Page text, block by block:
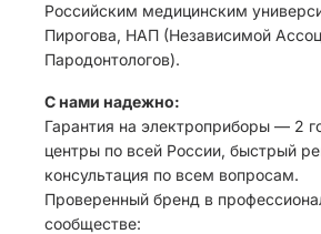
Российским медицинским
Пирогова, НАП (Независимой
Пародонтологов).
С нами надежно:
Гарантия на электроприборы — 2
центры по всей России, быстрый
консультация по всем вопросам.
Проверенный бренд в
сообществе: